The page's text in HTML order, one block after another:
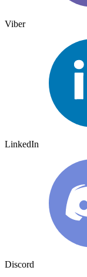
Viber
LinkedIn
Discord